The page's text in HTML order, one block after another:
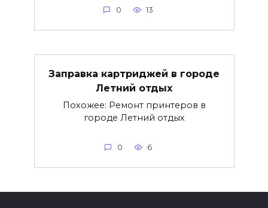
0 13
Заправка картриджей в городе
Летний отдых
Похожее: Ремонт принтеров в
городе Летний отдых
0 6